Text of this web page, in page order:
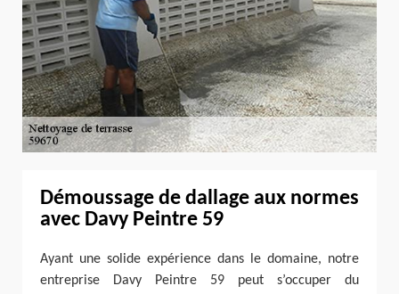
Démoussage de dallage aux normes
avec Davy Peintre 59
Ayant une solide expérience dans le domaine, notre
entreprise Davy Peintre 59 peut s’occuper du